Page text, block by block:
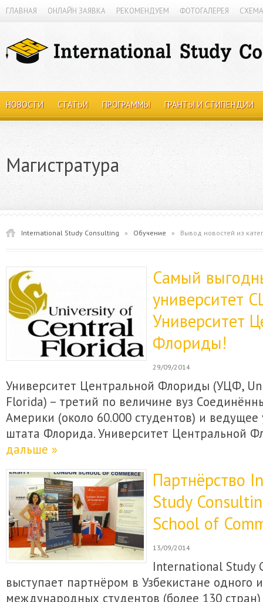
ГЛАВНАЯ ОНЛАЙН ЗАЯВКА РЕКОМЕНДУЕМ ФОТОГАЛЕРЕЯ
НОВОСТИ СТАТЬИ ПРОГРАММЫ ГРАНТЫ И СТИПЕНДИИ
Магистратура
International Study Consulting » Обучение » Вывод новостей из
Самый
университет
Университет
Флориды!
29/09/2014
Университет Центральной Флориды (УЦФ,
Florida) – третий по величине вуз
Америки (около 60.000 студентов) и ведущее
штата Флорида. Университет Центральной
дальше »
Партнёрство
Study
School of
13/09/2014
International Study
выступает партнёром в Узбекистане одного
международных студентов (более 130 стран)